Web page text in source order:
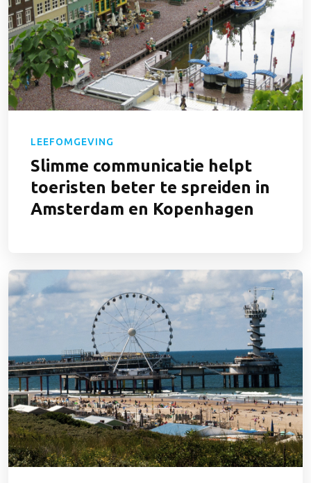
LEEFOMGEVING
Slimme communicatie helpt
toeristen beter te spreiden in
Amsterdam en Kopenhagen